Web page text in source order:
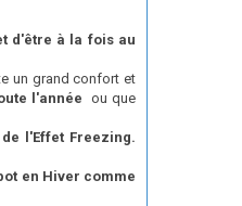
d'être à la fois au
un grand confort et
l'année ou que
l'Effet Freezing.
en Hiver comme